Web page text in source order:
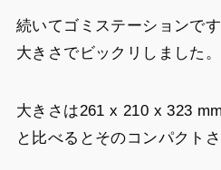
続いてゴミステーションで
大きさでビックリしました。
大きさは261 x 210 x 323
と比べるとそのコンパクト